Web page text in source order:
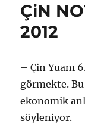
ÇiN
2012
– Çin Yuanı
görmekte.
ekonomik
söyleniyor.